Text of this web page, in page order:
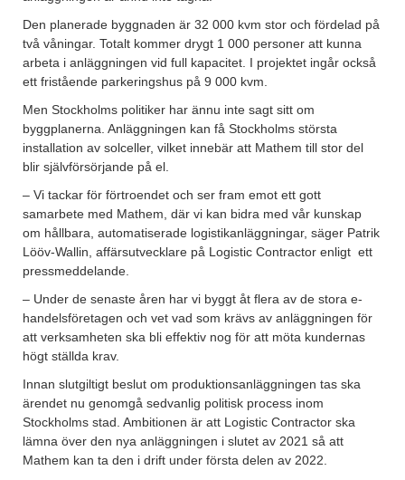
Den planerade byggnaden är 32 000 kvm stor och fördelad på
två våningar. Totalt kommer drygt 1 000 personer att kunna
arbeta i anläggningen vid full kapacitet. I projektet ingår också
ett fristående parkeringshus på 9 000 kvm.
Men Stockholms politiker har ännu inte sagt sitt om
byggplanerna. Anläggningen kan få Stockholms största
installation av solceller, vilket innebär att Mathem till stor del
blir självförsörjande på el.
– Vi tackar för förtroendet och ser fram emot ett gott
samarbete med Mathem, där vi kan bidra med vår kunskap
om hållbara, automatiserade logistikanläggningar, säger Patrik
Lööv-Wallin, affärsutvecklare på Logistic Contractor enligt ett
pressmeddelande.
– Under de senaste åren har vi byggt åt flera av de stora e-
handelsföretagen och vet vad som krävs av anläggningen för
att verksamheten ska bli effektiv nog för att möta kundernas
högt ställda krav.
Innan slutgiltigt beslut om produktionsanläggningen tas ska
ärendet nu genomgå sedvanlig politisk process inom
Stockholms stad. Ambitionen är att Logistic Contractor ska
lämna över den nya anläggningen i slutet av 2021 så att
Mathem kan ta den i drift under första delen av 2022.